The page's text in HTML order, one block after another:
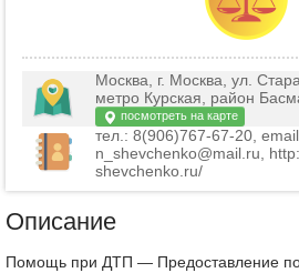
Москва, г. Москва, ул.
метро Курская, район
посмотреть на карте
тел.: 8(906)767-67-20,
n_shevchenko@mail.ru,
shevchenko.ru/
Описание
Помощь при ДТП — Предоставление